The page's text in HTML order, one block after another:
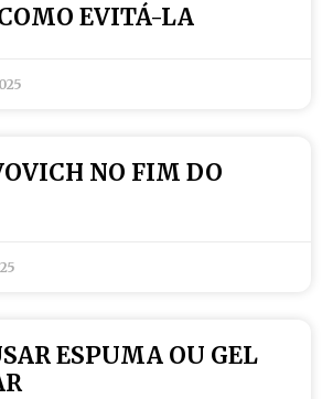
EVITÁ-LA
NO FIM DO
ESPUMA OU GEL